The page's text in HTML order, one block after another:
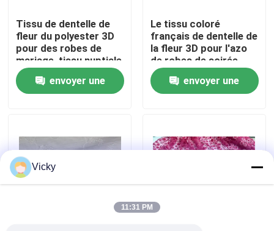
Contrôle de qualité
Contactez-nous
Exhibition Information
tissu brodé de dentelle
Tissu de dentelle de
fleur du polyester 3D
pour des robes de
mariage, tissu nuptiale
brodé de dentelle
envoyer une
Le tissu coloré
français de dentelle de
la fleur 3D pour l'azo
de robes de soirée
libèrent
envoyer une
Vicky
11:31 PM